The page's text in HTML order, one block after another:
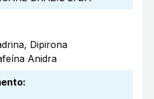
Dipirona
Anidra
: